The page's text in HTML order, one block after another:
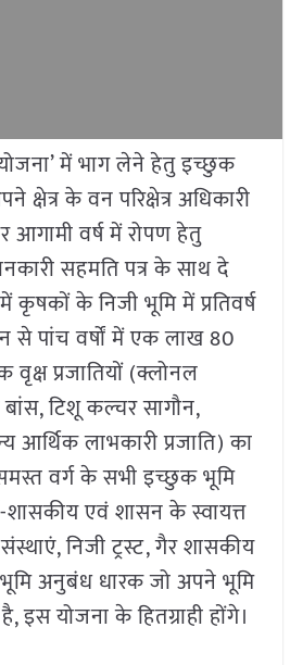
योजना’ में भाग लेने हेतु इच्छुक
के वन परिक्षेत्र अधिकारी
आगामी वर्ष में रोपण हेतु
सहमति पत्र के साथ दे
के निजी भूमि में प्रतिवर्ष
से पांच वर्षों में एक लाख 80
प्रजातियों (क्लोनल
टिशू कल्चर सागौन,
आर्थिक लाभकारी प्रजाति) का
वर्ग के सभी इच्छुक भूमि
शासकीय एवं शासन के स्वायत्त
निजी ट्रस्ट, गैर शासकीय
अनुबंध धारक जो अपने भूमि
इस योजना के हितग्राही होंगे।